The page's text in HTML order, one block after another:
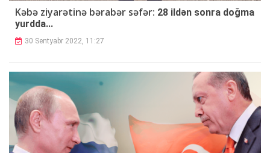
Kəbə ziyarətinə bərabər səfər: 28 ildən sonra doğma
yurdda...
30 Sentyabr 2022, 11:27